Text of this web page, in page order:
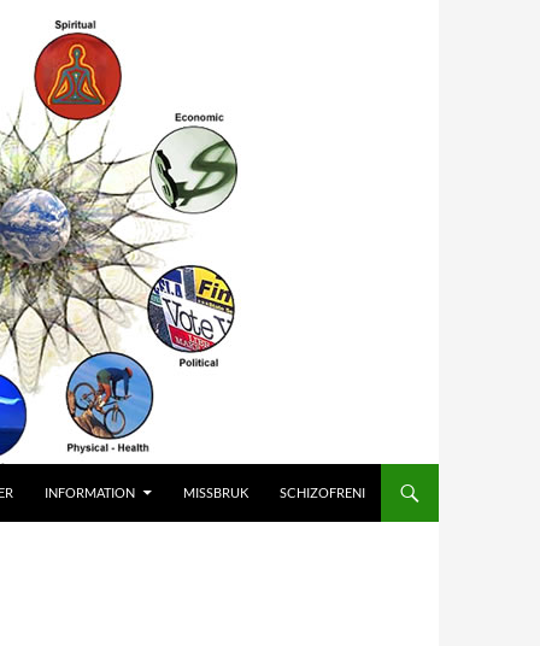
INFORMATION MISSBRUK SCHIZOFRENI